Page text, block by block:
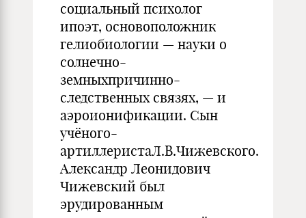
социальный психолог
ипоэт, основоположник
гелиобиологии — науки о
солнечно-
земныхпричинно-
следственных связях, — и
аэроионификации. Сын
учёного-
артиллеристаЛ.В.Чижевского.
Александр Леонидович
Чижевский был
эрудированным